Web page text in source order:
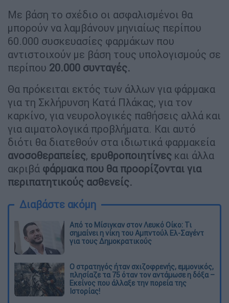
Με βάση το σχέδιο οι ασφαλισμένοι θα
μπορούν να λαμβάνουν μηνιαίως περίπου
60.000 συσκευασίες φαρμάκων που
αντιστοιχούν με βάση τους υπολογισμούς σε
περίπου 20.000 συνταγές.
Θα πρόκειται εκτός των άλλων για φάρμακα
για τη Σκλήρυνση Κατά Πλάκας, για τον
καρκίνο, για νευρολογικές παθήσεις αλλά και
για αιματολογικά προβλήματα. Και αυτό
διότι θα διατεθούν στα ιδιωτικά φαρμακεία
ανοσοθεραπείες, ερυθροποιητίνες και άλλα
ακριβά φάρμακα που θα προορίζονται για
περιπατητικούς ασθενείς.
Διαβάστε ακόμη
Από το Μίσιγκαν στον Λευκό Οίκο: Τι
σημαίνει η νίκη του Αμπντούλ Ελ-Σαγέντ
για τους Δημοκρατικούς
O στρατηγός ήταν σχιζοφρενής, εμμονικός,
πλησίαζε τα 75 όταν τον αντάμωσε η δόξα –
Εκείνος που άλλαξε την πορεία της
Ιστορίας!